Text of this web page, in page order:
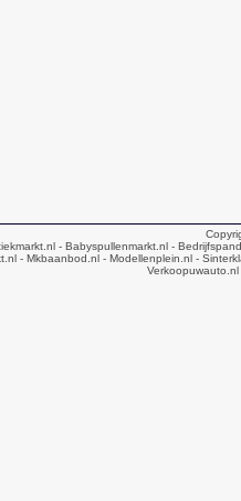
- Babyspullenmarkt.nl -
- Mkbaanbod.nl- Modellenplein.nl-
Verkoopuwauto.nl